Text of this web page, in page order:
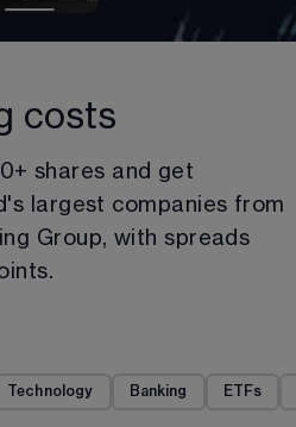
costs
+ shares and get
largest companies from
Group, with spreads
Technology Banking ETFs